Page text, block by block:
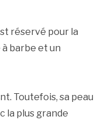
réservé pour la
barbe et un
Toutefois, sa peau
la plus grande